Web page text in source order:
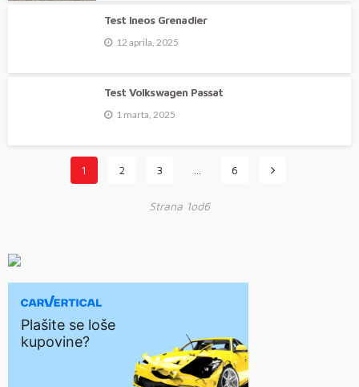
Test Ineos Grenadier
12 aprila, 2025
Test Volkswagen Passat
1 marta, 2025
1 2 3 … 6
Strana 1od6